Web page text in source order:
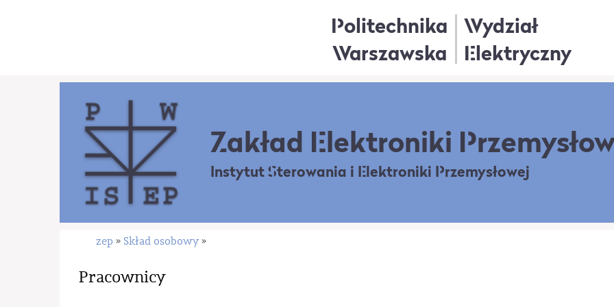
Politechnika
Warszawska
Wydział
Elektryczny
Zakład Elektroniki
Instytut Sterowania i Elektroniki Przemysłowej
zep » Skład osobowy »
Pracownicy